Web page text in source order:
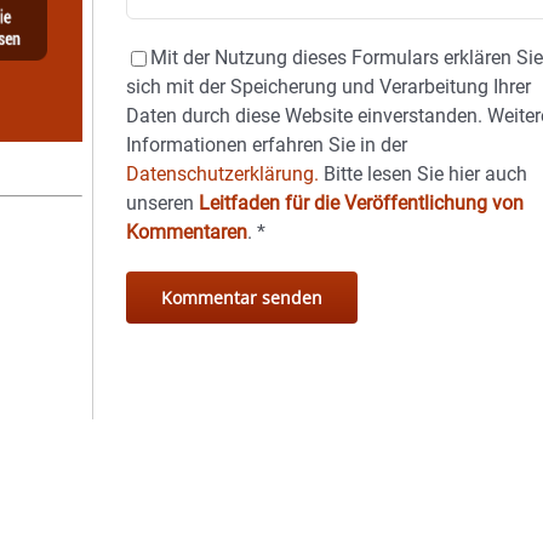
Mit der Nutzung dieses Formulars erklären Sie
sich mit der Speicherung und Verarbeitung Ihrer
Daten durch diese Website einverstanden.
Informationen erfahren Sie in der
Datenschutzerklärung. Bitte lesen Sie hier auch
unseren Leitfaden für die Veröffentlichung von
Kommentaren.*